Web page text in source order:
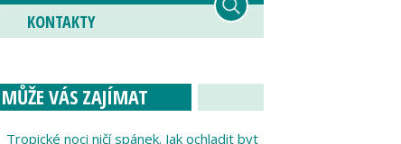
KONTAKTY
MŮŽE VÁS ZAJÍMAT
Tropické noci ničí spánek. Jak ochladit byt